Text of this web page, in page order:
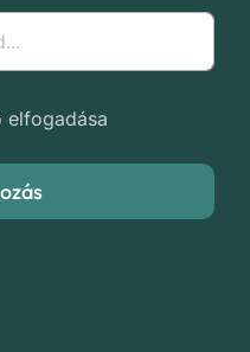
elfogadása